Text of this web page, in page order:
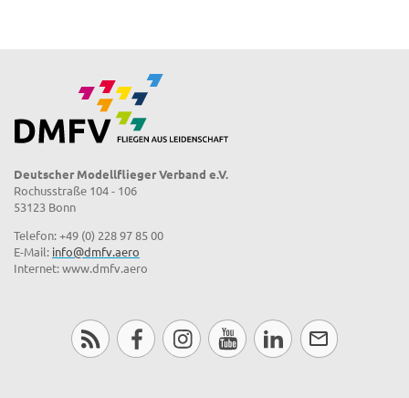
Deutscher Modellflieger Verband e.V.
Rochusstraße 104 - 106
53123 Bonn
Telefon: +49 (0) 228 97 85 00
E-Mail: info@dmfv.aero
Internet: www.dmfv.aero